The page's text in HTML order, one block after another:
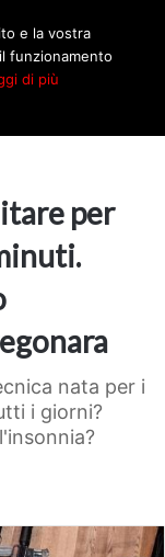
per
nata per i
i giorni?
e la vostra
funzionamento
di più